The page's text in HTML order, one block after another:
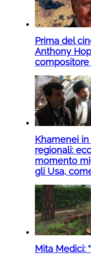
Prima del
Anthony
Khamenei
regionali:
momento
gli Usa,
Mita Medici: